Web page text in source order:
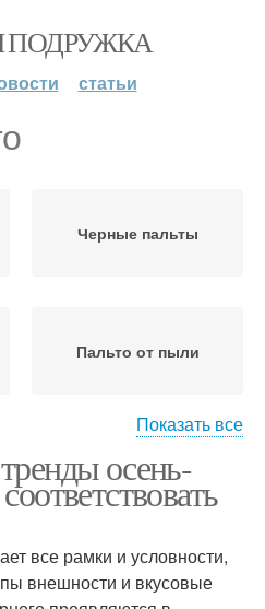
статьи
Черные пальты
Пальто от пыли
Показать все
осень-
все рамки и условности,
внешности и вкусовые